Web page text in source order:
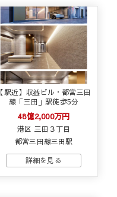
【駅近】収益ビル・都営三田
線「三田」駅徒歩5分
48億2,000万円
港区 三田３丁目
都営三田線三田駅